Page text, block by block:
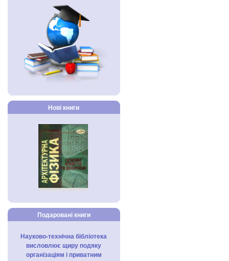
Нові книги
Подаровані книги
Науково-технічна бібліотека
висловлює щиру подяку
організаціям і приватним